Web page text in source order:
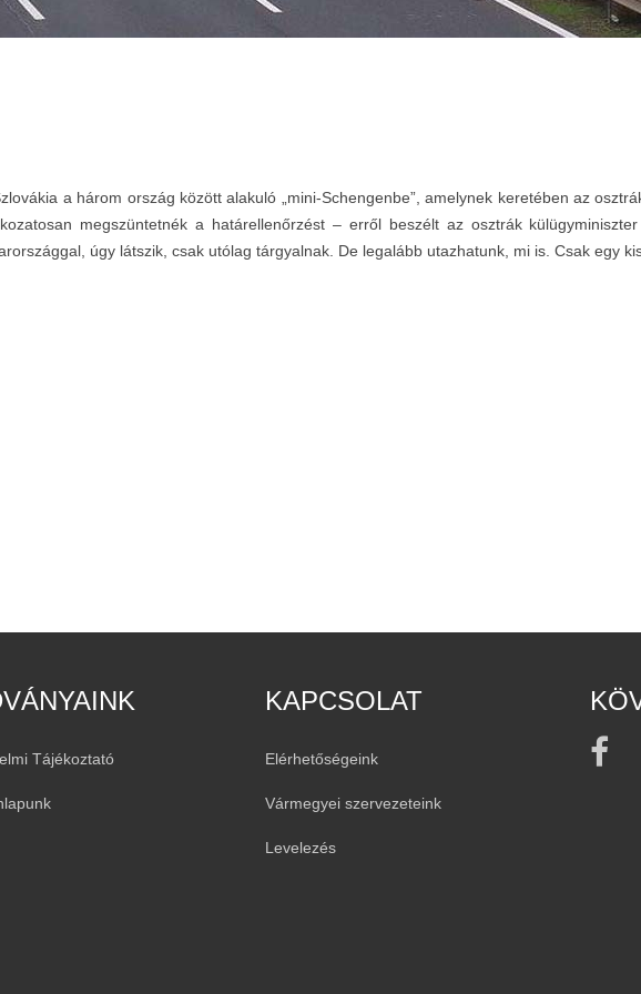
a három ország között alakuló „mini-Schengenbe”, amelynek keretében az
megszüntetnék a határellenőrzést – erről beszélt az osztrák
úgy látszik, csak utólag tárgyalnak. De legalább utazhatunk, mi is. Csak egy
Tájékoztató
KAPCSOLAT
Elérhetőségeink
Vármegyei szervezeteink
Levelezés